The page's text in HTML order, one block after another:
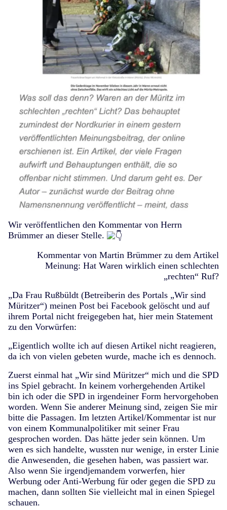
Wir veröffentlichen den Kommentar von Herrn
Brümmer an dieser Stelle.
Kommentar von Martin Brümmer zu dem Artikel
Meinung: Hat Waren wirklich einen schlechten
„rechten“ Ruf?
„Da Frau Rußbüldt (Betreiberin des Portals „Wir sind
Müritzer“) meinen Post bei Facebook gelöscht und auf
ihrem Portal nicht freigegeben hat, hier mein Statement
zu den Vorwürfen:
„Eigentlich wollte ich auf diesen Artikel nicht reagieren,
da ich von vielen gebeten wurde, mache ich es dennoch.
Zuerst einmal hat „Wir sind Müritzer“ mich und die SPD
ins Spiel gebracht. In keinem vorhergehenden Artikel
bin ich oder die SPD in irgendeiner Form hervorgehoben
worden. Wenn Sie anderer Meinung sind, zeigen Sie mir
bitte die Passagen. Im letzten Artikel/Kommentar ist nur
von einem Kommunalpolitiker mit seiner Frau
gesprochen worden. Das hätte jeder sein können. Um
wen es sich handelte, wussten nur wenige, in erster Linie
die Anwesenden, die gesehen haben, was passiert war.
Also wenn Sie irgendjemandem vorwerfen, hier
Werbung oder Anti-Werbung für oder gegen die SPD zu
machen, dann sollten Sie vielleicht mal in einen Spiegel
schauen.